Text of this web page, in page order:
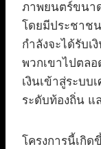
ภาพยนตร์ขนา
โดยมีประชาช
กำลังจะได้รับ
พวกเขาไปตล
เงินเข้าสู่ระบบ
ระดับท้องถิ่น แ
โครงการนี้เกิ